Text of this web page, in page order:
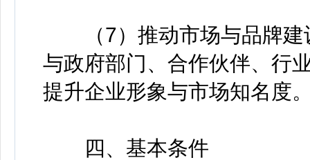
（7）推动市场与品牌建
与政府部门、合作伙伴、行
提升企业形象与市场知名度
四、基本条件